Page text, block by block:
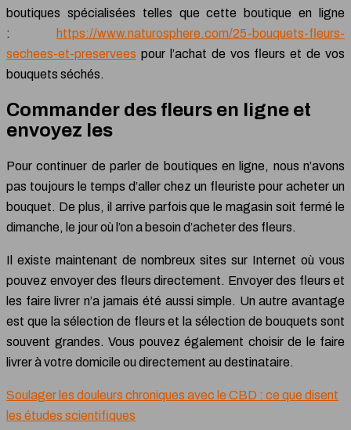
boutiques spécialisées telles que cette boutique en ligne
:
https://www.naturosphere.com/25-bouquets-fleurs-
sechees-et-preservees pour l’achat de vos fleurs et de vos
bouquets séchés.
Commander des fleurs en ligne et
envoyez les
Pour continuer de parler de boutiques en ligne, nous n’avons
pas toujours le temps d’aller chez un fleuriste pour acheter un
bouquet. De plus, il arrive parfois que le magasin soit fermé le
dimanche, le jour où l’on a besoin d’acheter des fleurs.
Il existe maintenant de nombreux sites sur Internet où vous
pouvez envoyer des fleurs directement. Envoyer des fleurs et
les faire livrer n’a jamais été aussi simple. Un autre avantage
est que la sélection de fleurs et la sélection de bouquets sont
souvent grandes. Vous pouvez également choisir de le faire
livrer à votre domicile ou directement au destinataire.
Soulager les douleurs chroniques avec le CBD : ce que disent
les études scientifiques